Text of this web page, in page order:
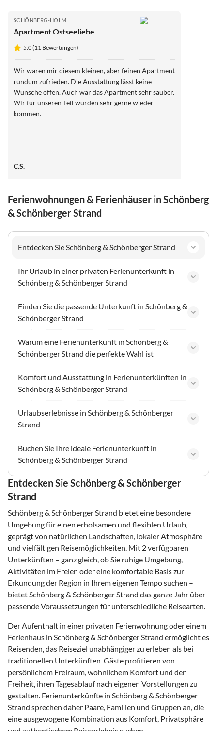
SCHÖNBERG-HOLM
Apartment Ostseeliebe
5.0 (11 Bewertungen)
Wir waren mir diesem kleinen, aber feinen Apartment
rundum zufrieden. Die Ausstattung lässt keine
Wünsche offen. Auch war das Apartment sehr sauber.
Wir für unseren Teil würden sehr gerne wieder
kommen.
C.S.
Ferienwohnungen & Ferienhäuser in Schönberg
& Schönberger Strand
Entdecken Sie Schönberg & Schönberger Strand
Ihr Urlaub in einer privaten Ferienunterkunft in
Schönberg & Schönberger Strand
Finden Sie die passende Unterkunft in Schönberg &
Schönberger Strand
Warum eine Ferienunterkunft in Schönberg &
Schönberger Strand die perfekte Wahl ist
Komfort und Ausstattung in Ferienunterkünften in
Schönberg & Schönberger Strand
Urlaubserlebnisse in Schönberg & Schönberger
Strand
Buchen Sie Ihre ideale Ferienunterkunft in
Schönberg & Schönberger Strand
Entdecken Sie Schönberg & Schönberger
Strand
Schönberg & Schönberger Strand bietet eine besondere
Umgebung für einen erholsamen und flexiblen Urlaub,
geprägt von natürlichen Landschaften, lokaler Atmosphäre
und vielfältigen Reisemöglichkeiten. Mit 2 verfügbaren
Unterkünften – ganz gleich, ob Sie ruhige Umgebung,
Aktivitäten im Freien oder eine komfortable Basis zur
Erkundung der Region in Ihrem eigenen Tempo suchen –
bietet Schönberg & Schönberger Strand das ganze Jahr über
passende Voraussetzungen für unterschiedliche Reisearten.
Der Aufenthalt in einer privaten Ferienwohnung oder einem
Ferienhaus in Schönberg & Schönberger Strand ermöglicht es
Reisenden, das Reiseziel unabhängiger zu erleben als bei
traditionellen Unterkünften. Gäste profitieren von
persönlichem Freiraum, wohnlichem Komfort und der
Freiheit, ihren Tagesablauf nach eigenen Vorstellungen zu
gestalten. Ferienunterkünfte in Schönberg & Schönberger
Strand sprechen daher Paare, Familien und Gruppen an, die
eine ausgewogene Kombination aus Komfort, Privatsphäre